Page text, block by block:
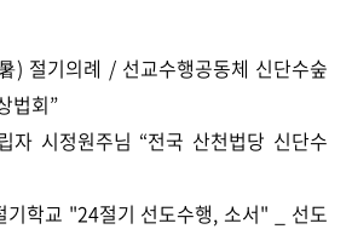
) 절기의례 / 선교수행공동체 신단수숲
법회”
자 시정원주님 “​전국 산천법당 신단수
기학교 "24절기 선도수행, 소서" _ 선도